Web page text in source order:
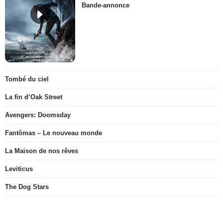
Bande-annonce
Tombé du ciel
La fin d’Oak Street
Avengers: Doomsday
Fantômas – Le nouveau monde
La Maison de nos rêves
Leviticus
The Dog Stars